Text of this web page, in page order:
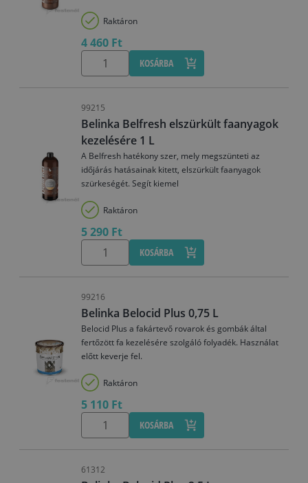
Raktáron
4 460 Ft
KOSÁRBA
99215
Belinka Belfresh elszürkült faanyagok
kezelésére 1 L
A Belfresh hatékony szer, mely megszünteti az
időjárás hatásainak kitett, elszürkült faanyagok
szürkeségét. Segít kiemel
Raktáron
5 290 Ft
KOSÁRBA
99216
Belinka Belocid Plus 0,75 L
Belocid Plus a fakártevő rovarok és gombák által
fertőzött fa kezelésére szolgáló folyadék. Használat
előtt keverje fel.
Raktáron
5 110 Ft
KOSÁRBA
61312